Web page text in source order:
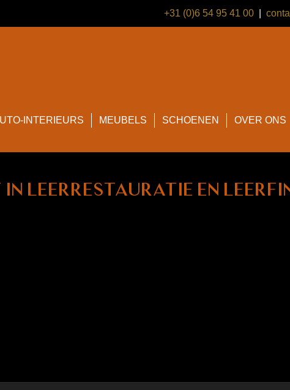
+31 (0)6 54 95 41 00
INTERIEURS MEUBELS SCHOENEN OVER ONS
in leerrestauratie en